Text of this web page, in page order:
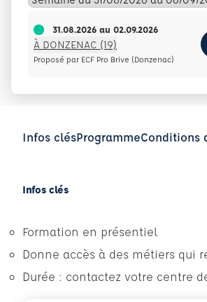
31.08.2026 au 02.09.2026
À DONZENAC (19)
Proposé par ECF Pro Brive (Donzenac)
Infos clésProgrammeConditions
Infos clés
Formation en présentiel
Donne accès à des métiers qui
Durée : contactez votre centre